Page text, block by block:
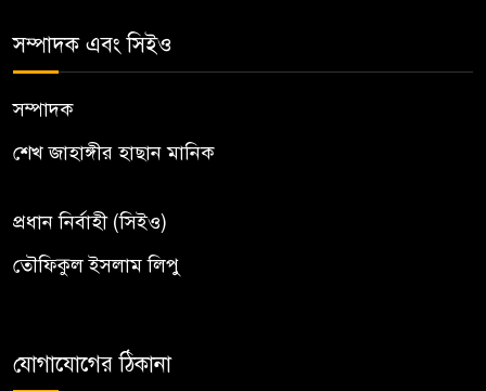
সম্পাদক এবং সিইও
সম্পাদক
শেখ জাহাঙ্গীর হাছান মানিক
প্রধান নির্বাহী (সিইও)
তৌফিকুল ইসলাম লিপু
যোগাযোগের ঠিকানা